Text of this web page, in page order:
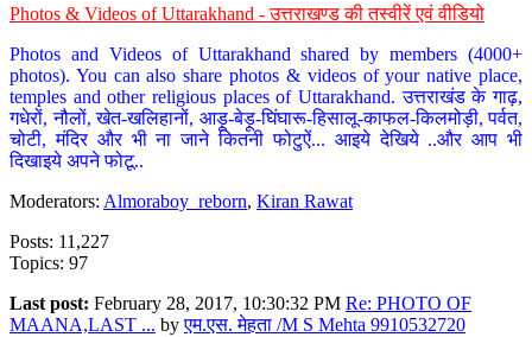
Photos & Videos of Uttarakhand - उत्तराखण्ड की तस्वीरें एवं वीडियो
Photos and Videos of Uttarakhand shared by members (4000+
photos). You can also share photos & videos of your native place,
temples and other religious places of Uttarakhand. उत्तराखंड के गाढ़,
गधेरों, नौलों, खेत-खलिहानों, आड़ू-बेड़ू-घिंघारू-हिसालू-काफल-किलमोड़ी, पर्वत,
चोटी, मंदिर और भी ना जाने कितनी फोटुऐं... आइये देखिये ..और आप भी
दिखाइये अपने फोटू..
Moderators: Almoraboy_reborn, Kiran Rawat
Posts: 11,227
Topics: 97
Last post: February 28, 2017, 10:30:32 PM Re: PHOTO OF
MAANA,LAST ... byएम.एस. मेहता /M S Mehta 9910532720